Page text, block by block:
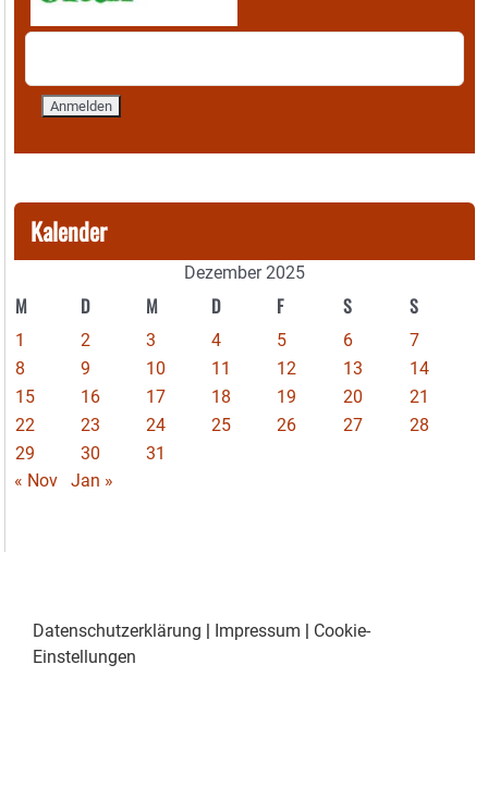
Kalender
Dezember 2025
M D M D F S S
1 2 3 4 5 6
7
8
9 10 11 12 13
14
15
16 17 18 19 20
21
22
23 24 25 26 27
28
29
30
31
« Nov
Jan »
Datenschutzerklärung Impressum
Cookie-
Einstellungen